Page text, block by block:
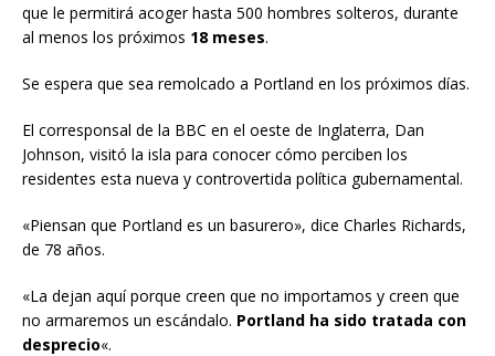
que le permitirá acoger hasta 500 hombres solteros, durante
al menos los próximos 18 meses.
Se espera que sea remolcado a Portland en los próximos días.
El corresponsal de la BBC en el oeste de Inglaterra, Dan
Johnson, visitó la isla para conocer cómo perciben los
residentes esta nueva y controvertida política gubernamental.
«Piensan que Portland es un basurero», dice Charles Richards,
de 78 años.
«La dejan aquí porque creen que no importamos y creen que
no armaremos un escándalo. Portland ha sido tratada con
desprecio«.